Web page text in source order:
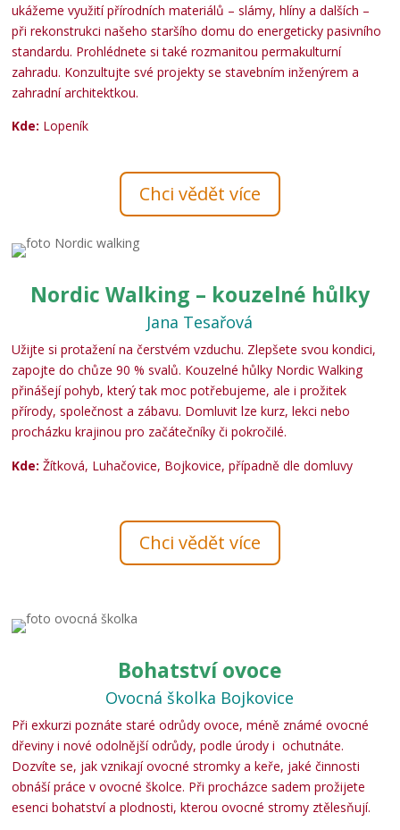
ukážeme využití přírodních materiálů – slámy, hlíny a dalších –
při rekonstrukci našeho staršího domu do energeticky pasivního
standardu. Prohlédnete si také rozmanitou permakulturní
zahradu. Konzultujte své projekty se stavebním inženýrem a
zahradní architektkou.
Kde: Lopeník
Chci vědět více
Nordic Walking – kouzelné hůlky
Jana Tesařová
Užijte si protažení na čerstvém vzduchu. Zlepšete svou kondici,
zapojte do chůze 90 % svalů. Kouzelné hůlky Nordic Walking
přinášejí pohyb, který tak moc potřebujeme, ale i prožitek
přírody, společnost a zábavu. Domluvit lze kurz, lekci nebo
procházku krajinou pro začátečníky či pokročilé.
Kde: Žítková, Luhačovice, Bojkovice, případně dle domluvy
Chci vědět více
Bohatství ovoce
Ovocná školka Bojkovice
Při exkurzi poznáte staré odrůdy ovoce, méně známé ovocné
dřeviny i nové odolnější odrůdy, podle úrody i ochutnáte.
Dozvíte se, jak vznikají ovocné stromky a keře, jaké činnosti
obnáší práce v ovocné školce. Při procházce sadem prožijete
esenci bohatství a plodnosti, kterou ovocné stromy ztělesňují.